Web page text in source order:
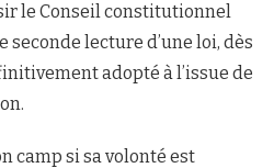
le Conseil constitutionnel
lecture d’une loi, dès
adopté à l’issue de
camp si sa volonté est